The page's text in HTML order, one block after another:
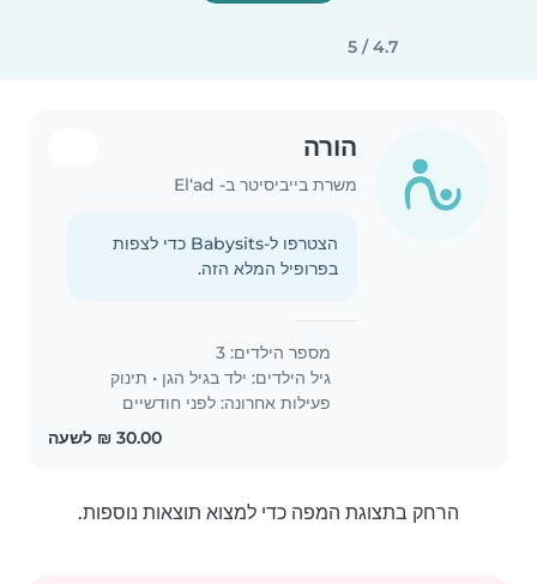
4.7 / 5
הורה
משרת בייביסיטר ב- El‘ad
הצטרפו ל-Babysits כדי לצפות
בפרופיל המלא הזה.
מספר הילדים: 3
גיל הילדים: ילד בגיל הגן • תינוק
פעילות אחרונה: לפני חודשיים
הרחק בתצוגת המפה כדי למצוא תוצאות נוספות.